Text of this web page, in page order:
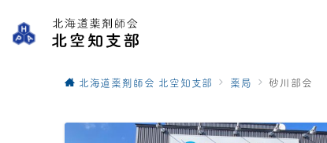
北海道薬剤師会 北空知支部 薬局 砂川部会